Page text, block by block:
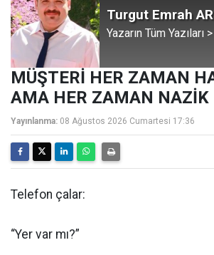
Turgut Emrah
Yazarın Tüm Yazıları >
MÜŞTERİ HER ZAMAN
AMA HER ZAMAN NAZİK
Yayınlanma: 08 Ağustos 2026 Cumartesi 17:36
Telefon çalar:
“Yer var mı?”